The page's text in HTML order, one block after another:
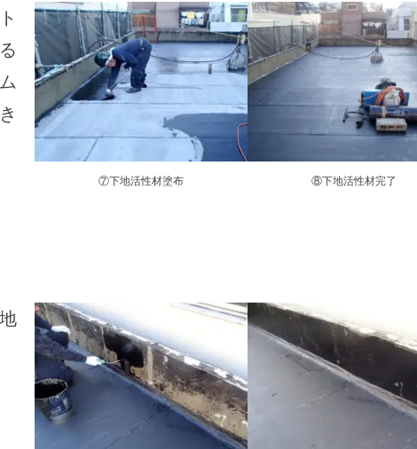
⑦下地活性材塗布 ⑧下地活性材完了